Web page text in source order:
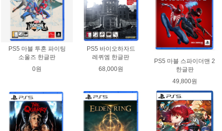
PS5 마블 투혼 파이팅
소울즈 한글판
0원
PS5 바이오하자드
레퀴엠 한글판
68,000원
PS5 마블 스파이더맨 2
한글판
49,800원